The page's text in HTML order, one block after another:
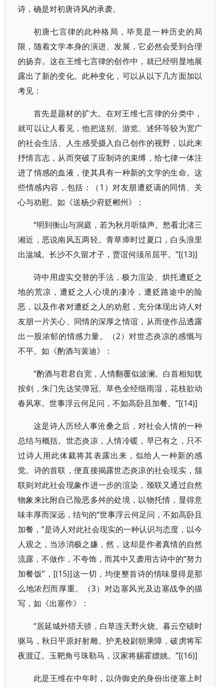
诗，确是对初唐诗风的承袭。
初唐七言律的此种格局，毕竟是一种历史的局
限，随着文学本身的演进、发展，它必然会受到合理
的扬弃。这在王维七言律的创作中，就已经明显地展
露出了新的变化。此种变化，可以从以下几方面加以
考见：
首先是题材的扩大。在对王维七言律的分类中，
就可以让人看见，他把送别、游览、述怀等较为宽广
的社会生活、人生感受摄入自己创作的视野，以此来
抒情言志，从而突破了应制诗的束缚，给七律一体注
进了情感的血液，使其具有一种新的文学的生命。这
些情感内容，包括：（1）对友朋遭贬谪的同情、关
心与劝慰。如《送杨少府贬郴州》：
“明到衡山与洞庭，若为秋月听猿声。愁看北渚三
湘近，恶说南风五两轻。青草瘴时过夏口，白头浪里
出湓城。长沙不久留才子，贾谊何须吊屈平。”[(13)]
诗中用虚实交替的手法，极力渲染、烘托遭贬之
地的荒凉，遭贬之人心境的凄冷，遭贬路途中的险
恶，以及作者对遭贬之人的劝慰，充分体现出诗人对
友朋一片关心、同情的深厚之情谊，从而使作品透露
出一股浓郁的情感力量。（2）对世态炎凉的感慨与
不平。如《酌酒与裴迪》：
“酌酒与君君自宽，人情翻覆似波澜。白首相知犹
按剑，朱门先达笑弹冠。草色全经细雨湿，花枝欲动
春风寒。世事浮云何足问，不如高卧且加餐。”[(14)]
这是诗人历经人事沧桑之后，对社会人情的一种
总结与概括。世态炎凉，人情冷暖，早已有之，只不
过诗人用此体裁将其表露出来，似给人一种新的感
觉。诗的首联，便直接揭露世态炎凉的社会现实，颔
联则对此社会现象作进一步的渲染，颈联又通过自然
物象来比附自己险恶多舛的处境，以物托情，显得意
味丰厚而深远，结句的“世事浮云何足问，不如高卧且
加餐，”是诗人对此社会现实的一种认识与态度，以今
人观之，当涉消极之嫌，然，这却是作者真情的自然
流露，不做作，不夸饰，而其中又袭用古诗中的“努力
加餐饭”，[(15)]这一切，均使整首诗的情味显得是那
么地浓烈而厚重。（3）对边塞风光及边塞战争的描
写，如《出塞作》：
“居延城外猎天骄，白草连天野火烧。暮云空碛时
驱马，秋日平原好射雕。护羌校尉朝乘障，破虏将军
夜渡辽。玉靶角弓珠勒马，汉家将赐霍嫖姚。”[(16)]
此是王维在中年时，以侍御史的身份出使塞上时